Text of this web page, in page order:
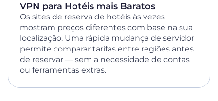
VPN para Hotéis mais Baratos
Os sites de reserva de hotéis às vezes
mostram preços diferentes com base na sua
localização. Uma rápida mudança de servidor
permite comparar tarifas entre regiões antes
de reservar — sem a necessidade de contas
ou ferramentas extras.